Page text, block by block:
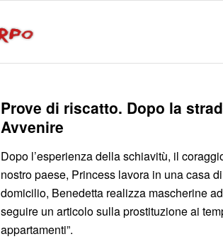
Prove di riscatto. Dopo la
Avvenire
Dopo l’esperienza della schiavitù, il
nostro paese, Princess lavora in una casa
domicilio, Benedetta realizza mascherine
seguire un articolo sulla prostituzione ai
appartamenti”.